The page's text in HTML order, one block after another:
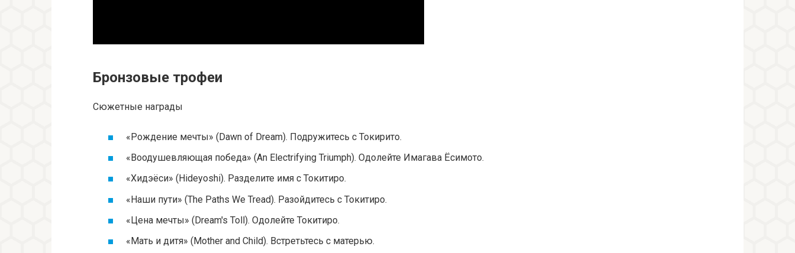
Бронзовые трофеи
Сюжетные награды
«Рождение мечты» (Dawn of Dream). Подружитесь с Токирито.
«Воодушевляющая победа» (An Electrifying Triumph). Одолейте Имагава Ёсимото.
«Хидэёси» (Hideyoshi). Разделите имя с Токитиро.
«Наши пути» (The Paths We Tread). Разойдитесь с Токитиро.
«Цена мечты» (Dream's Toll). Одолейте Токитиро.
«Мать и дитя» (Mother and Child). Встретьтесь с матерью.